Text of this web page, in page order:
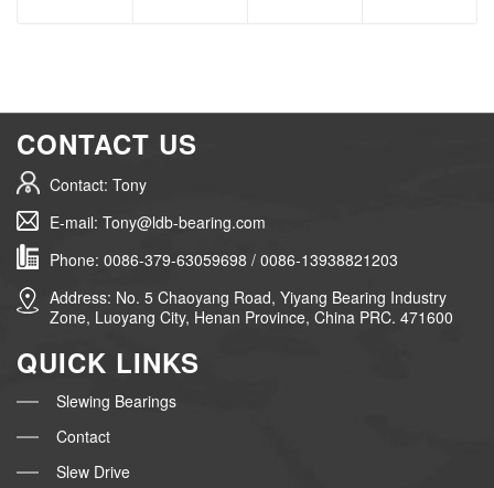
CONTACT US
Contact: Tony
E-mail: Tony@ldb-bearing.com
Phone: 0086-379-63059698 / 0086-13938821203
Address: No. 5 Chaoyang Road, Yiyang Bearing Industry
Zone, Luoyang City, Henan Province, China PRC. 471600
QUICK LINKS
Slewing Bearings
Contact
Slew Drive